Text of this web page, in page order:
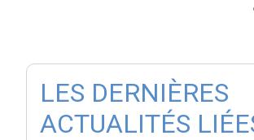
LES DERNIÈRES
ACTUALITÉS